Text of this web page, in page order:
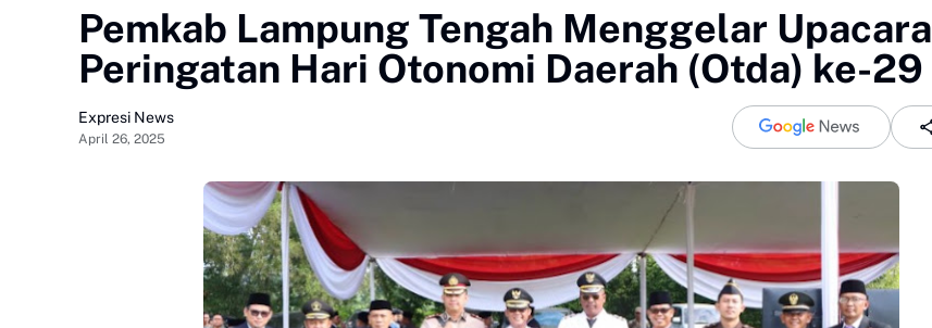
Pemkab Lampung Tengah Menggelar Upacara
Peringatan Hari Otonomi Daerah (Otda) ke-29
Expresi News
April 26, 2025